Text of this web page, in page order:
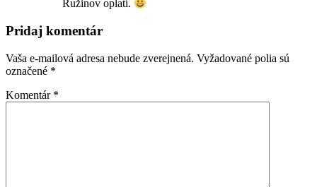
Ružinov oplatí.
Pridaj komentár
Vaša e-mailová adresa nebude zverejnená. Vyžadované polia sú
označené *
Komentár *